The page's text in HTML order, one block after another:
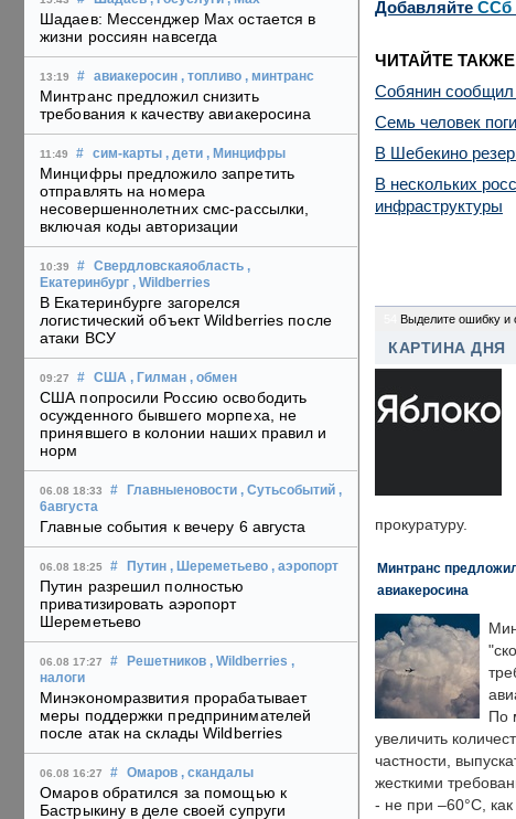
Шадаев: Мессенджер Max остается в
жизни россиян навсегда
13:19 # авиакеросин , топливо , минтранс
Минтранс предложил снизить
требования к качеству авиакеросина
11:49 # сим-карты , дети , Минцифры
Минцифры предложило запретить
отправлять на номера
несовершеннолетних смс-рассылки,
включая коды авторизации
10:39 # Свердловскаяобласть ,
Екатеринбург , Wildberries
В Екатеринбурге загорелся
логистический объект Wildberries после
атаки ВСУ
09:27 # США , Гилман , обмен
США попросили Россию освободить
осужденного бывшего морпеха, не
принявшего в колонии наших правил и
норм
06.08 18:33 # Главныеновости , Сутьсобытий ,
6августа
Главные события к вечеру 6 августа
06.08 18:25 # Путин , Шереметьево , аэропорт
Путин разрешил полностью
приватизировать аэропорт
Шереметьево
06.08 17:27 # Решетников , Wildberries ,
налоги
Минэкономразвития прорабатывает
меры поддержки предпринимателей
после атак на склады Wildberries
06.08 16:27 # Омаров , скандалы
Омаров обратился за помощью к
Бастрыкину в деле своей супруги
Добавляйте CСб
ЧИТАЙТЕ
Собянин сообщил
Семь человек
В Шебекино
В нескольких
инфраструктуры
Выделите ошибку и
КАРТИНА ДНЯ
прокуратуру.
Минтранс
авиакеросина
По
увеличить
частности,
жесткими
- не при –60°C,